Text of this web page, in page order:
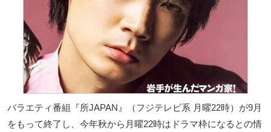
バラエティ番組『所JAPAN』（フジテレビ系 月曜22時）が9月
をもって終了し、今年秋から月曜22時はドラマ枠になるとの情